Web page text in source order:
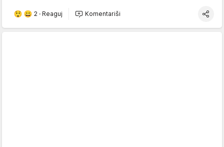
2 · Reaguj Komentariši